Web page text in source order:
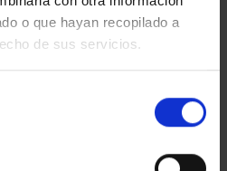
o que hayan recopilado a
de sus servicios.